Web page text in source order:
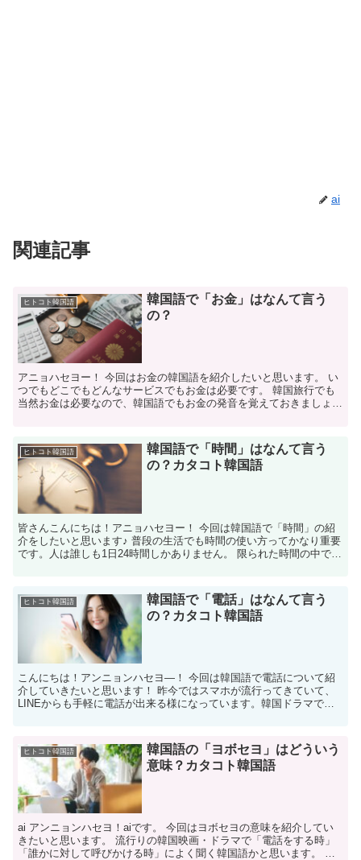
ai
関連記事
ヒトコト韓国語
韓国語で「お金」はなんて言う
の？
アニョハセヨー！ 今回はお金の韓国語を紹介したいと思います。 い
つでもどこでもどんなサービスでもお金は必要です。 韓国旅行でも
当然お金は必要なので、韓国語でもお金の発音を覚えておきましょ
ヒトコト韓国語
韓国語で「時間」はなんて言う
の？カタコト韓国語
皆さんこんにちは！アニョハセヨー！ 今回は韓国語で「時間」の紹
介をしたいと思います♪ 普段の生活でも時間の使い方ってかなり重要
です。人は誰しも1日24時間しかありません。 限られた時間の中で選
ヒトコト韓国語
韓国語で「電話」はなんて言う
の？カタコト韓国語
こんにちは！アンニョンハセヨ―！ 今回は韓国語で電話について紹
介していきたいと思います！ 昨今ではスマホが流行ってきていて、
LINEからも手軽に電話が出来る様になっています。韓国ドラマでも
ヒトコト韓国語
韓国語の「ヨボセヨ」はどういう
意味？カタコト韓国語
ai アンニョンハセヨ！aiです。 今回はヨボセヨの意味を紹介してい
きたいと思います。 流行りの韓国映画・ドラマで「電話をする時」
「誰かに対して呼びかける時」によく聞く韓国語かと思います。 こ